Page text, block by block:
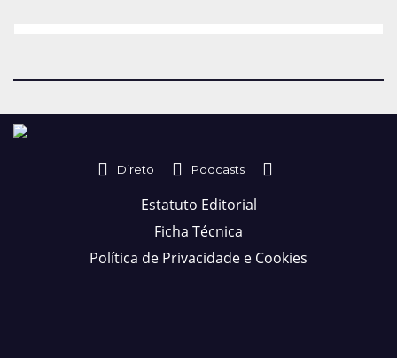
Direto Podcasts
Estatuto Editorial
Ficha Técnica
Política de Privacidade e Cookies